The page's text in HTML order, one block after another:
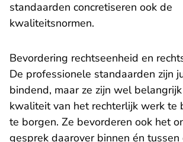
standaarden concretiseren ook de
kwaliteitsnormen.
Bevordering rechtseenheid en
De professionele standaarden zijn
bindend, maar ze zijn wel
kwaliteit van het rechterlijk werk te
te borgen. Ze bevorderen ook het
gesprek daarover binnen én tussen